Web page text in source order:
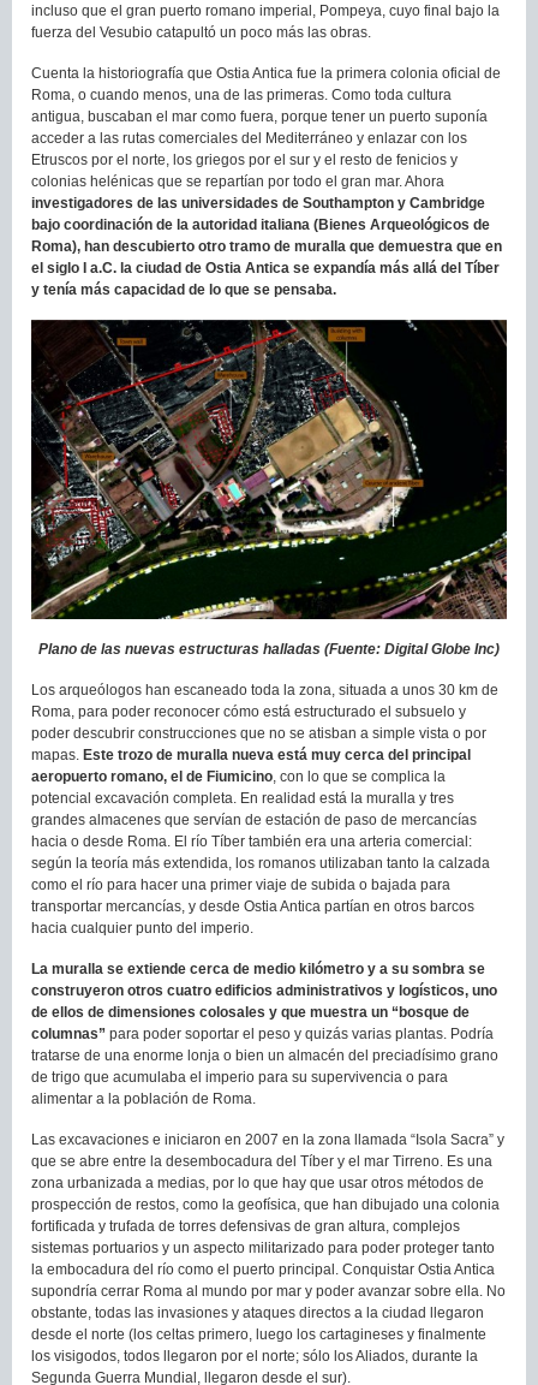
incluso que el gran puerto romano imperial, Pompeya, cuyo final bajo la
fuerza del Vesubio catapultó un poco más las obras.
Cuenta la historiografía que Ostia Antica fue la primera colonia oficial de
Roma, o cuando menos, una de las primeras. Como toda cultura
antigua, buscaban el mar como fuera, porque tener un puerto suponía
acceder a las rutas comerciales del Mediterráneo y enlazar con los
Etruscos por el norte, los griegos por el sur y el resto de fenicios y
colonias helénicas que se repartían por todo el gran mar. Ahora
investigadores de las universidades de Southampton y Cambridge
bajo coordinación de la autoridad italiana (Bienes Arqueológicos de
Roma), han descubierto otro tramo de muralla que demuestra que en
el siglo I a.C. la ciudad de Ostia Antica se expandía más allá del Tíber
y tenía más capacidad de lo que se pensaba.
Plano de las nuevas estructuras halladas (Fuente: Digital Globe Inc)
Los arqueólogos han escaneado toda la zona, situada a unos 30 km de
Roma, para poder reconocer cómo está estructurado el subsuelo y
poder descubrir construcciones que no se atisban a simple vista o por
mapas. Este trozo de muralla nueva está muy cerca del principal
aeropuerto romano, el de Fiumicino , con lo que se complica la
potencial excavación completa. En realidad está la muralla y tres
grandes almacenes que servían de estación de paso de mercancías
hacia o desde Roma. El río Tíber también era una arteria comercial:
según la teoría más extendida, los romanos utilizaban tanto la calzada
como el río para hacer una primer viaje de subida o bajada para
transportar mercancías, y desde Ostia Antica partían en otros barcos
hacia cualquier punto del imperio.
La muralla se extiende cerca de medio kilómetro y a su sombra se
construyeron otros cuatro edificios administrativos y logísticos, uno
de ellos de dimensiones colosales y que muestra un “bosque de
columnas” para poder soportar el peso y quizás varias plantas. Podría
tratarse de una enorme lonja o bien un almacén del preciadísimo grano
de trigo que acumulaba el imperio para su supervivencia o para
alimentar a la población de Roma.
Las excavaciones e iniciaron en 2007 en la zona llamada “Isola Sacra” y
que se abre entre la desembocadura del Tíber y el mar Tirreno. Es una
zona urbanizada a medias, por lo que hay que usar otros métodos de
prospección de restos, como la geofísica, que han dibujado una colonia
fortificada y trufada de torres defensivas de gran altura, complejos
sistemas portuarios y un aspecto militarizado para poder proteger tanto
la embocadura del río como el puerto principal. Conquistar Ostia Antica
supondría cerrar Roma al mundo por mar y poder avanzar sobre ella. No
obstante, todas las invasiones y ataques directos a la ciudad llegaron
desde el norte (los celtas primero, luego los cartagineses y finalmente
los visigodos, todos llegaron por el norte; sólo los Aliados, durante la
Segunda Guerra Mundial, llegaron desde el sur).